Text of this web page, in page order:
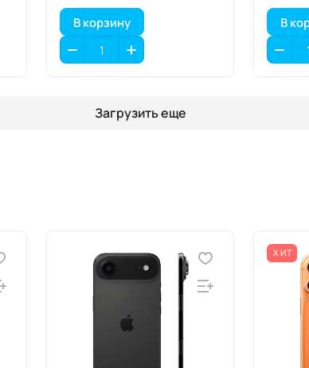
В корзину В
Загрузить еще
ХИТ